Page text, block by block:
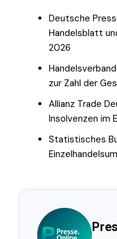
Deutsche
Handelsblatt
2026
zur Zahl der
Allianz Trade
Insolvenzen im
Statistisches